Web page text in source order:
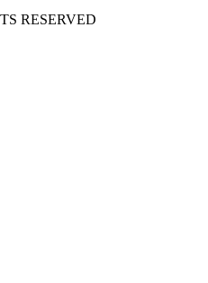
RESERVED